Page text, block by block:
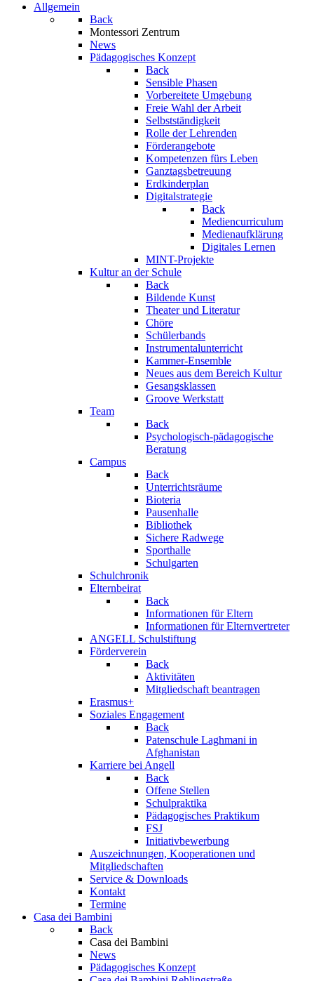
Allgemein
Back
Montessori Zentrum
News
Pädagogisches Konzept
Back
Sensible Phasen
Vorbereitete Umgebung
Freie Wahl der Arbeit
Selbstständigkeit
Rolle der Lehrenden
Förderangebote
Kompetenzen fürs Leben
Ganztagsbetreuung
Erdkinderplan
Digitalstrategie
Back
Mediencurriculum
Medienaufklärung
Digitales Lernen
MINT-Projekte
Kultur an der Schule
Back
Bildende Kunst
Theater und Literatur
Chöre
Schülerbands
Instrumentalunterricht
Kammer-Ensemble
Neues aus dem Bereich Kultur
Gesangsklassen
Groove Werkstatt
Team
Back
Psychologisch-pädagogische
Beratung
Campus
Back
Unterrichtsräume
Bioteria
Pausenhalle
Bibliothek
Sichere Radwege
Sporthalle
Schulgarten
Schulchronik
Elternbeirat
Back
Informationen für Eltern
Informationen für Elternvertreter
ANGELL Schulstiftung
Förderverein
Back
Aktivitäten
Mitgliedschaft beantragen
Erasmus+
Soziales Engagement
Back
Patenschule Laghmani in
Afghanistan
Karriere bei Angell
Back
Offene Stellen
Schulpraktika
Pädagogisches Praktikum
FSJ
Initiativbewerbung
Auszeichnungen, Kooperationen und
Mitgliedschaften
Service & Downloads
Kontakt
Termine
Casa dei Bambini
Back
Casa dei Bambini
News
Pädagogisches Konzept